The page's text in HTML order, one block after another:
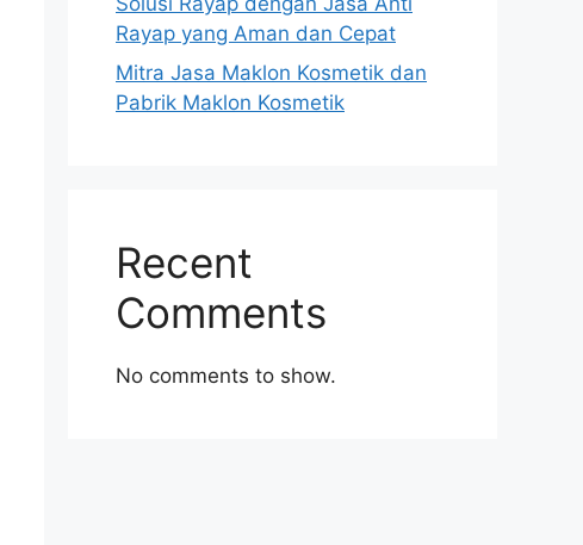
Rayap yang Aman dan Cepat
Mitra Jasa Maklon Kosmetik dan
Pabrik Maklon Kosmetik
Recent
Comments
No comments to show.